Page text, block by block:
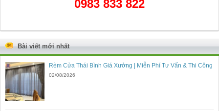
0983 833 822
Bài viết mới nhất
Rèm Cửa Thái Bình Giá Xưởng | Miễn Phí Tư Vấn & Thi Công
02/08/2026